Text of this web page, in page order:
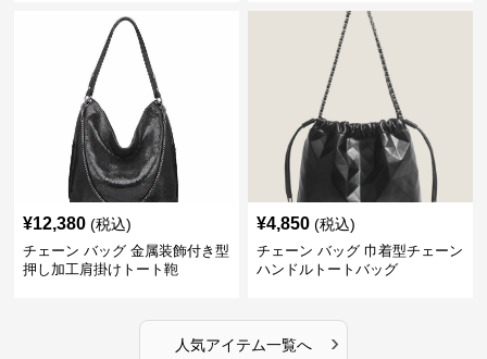
¥12,380 (税込)
チェーン バッグ 金属装飾付き型
押し加工肩掛けトート鞄
¥4,850 (税込)
チェーン バッグ 巾着型チェーン
ハンドルトートバッグ
人気アイテム一覧へ ›